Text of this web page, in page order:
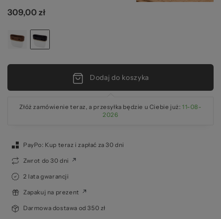
309,00 zł
Dodaj do koszyka
Złóż zamówienie teraz, a przesyłka będzie u Ciebie już: 11-08-
2026
PayPo: Kup teraz i zapłać za 30 dni
Zwrot do 30 dni
2 lata gwarancji
Zapakuj na prezent
Darmowa dostawa od 350 zł